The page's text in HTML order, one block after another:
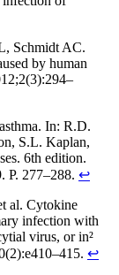
Schmidt AC.
by human
In: R.D.
S.L. Kaplan,
6th edition.
Р. 277–288. ↩
al. Cytokine
infection with
virus, or in²
↩